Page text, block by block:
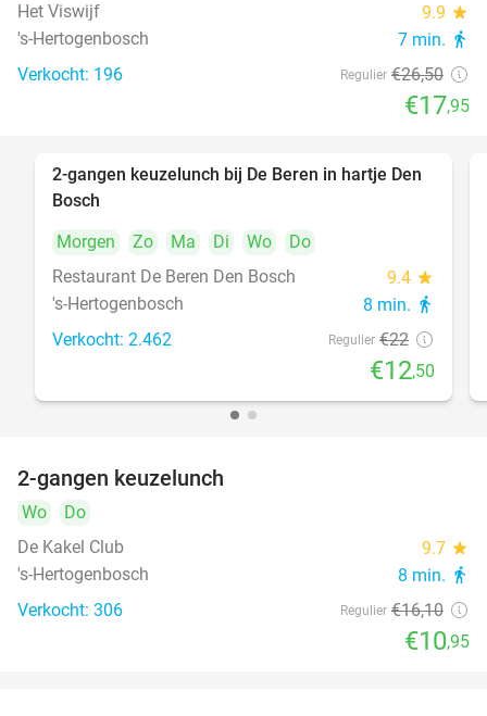
Het Viswijf
9.9 star
's-Hertogenbosch 7 min. directions_walk
Verkocht: 196 Regulier €26,50
€17,95
43%
2-gangen keuzelunch bij De Beren in hartje Den
Bosch
Morgen
Zo Ma Di Wo
Do
Restaurant De Beren Den Bosch
9.4 star
's-Hertogenbosch 8 min. directions_walk
Verkocht: 2.462 Regulier €22
€12,50
2-gangen keuzelunch
Wo
Do
De Kakel Club
9.7 star
's-Hertogenbosch 8 min. directions_walk
Verkocht: 306 Regulier €16,10
€10,95